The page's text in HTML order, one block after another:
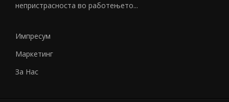
непристрасноста во работењето...
Импресум
Маркетинг
За Нас